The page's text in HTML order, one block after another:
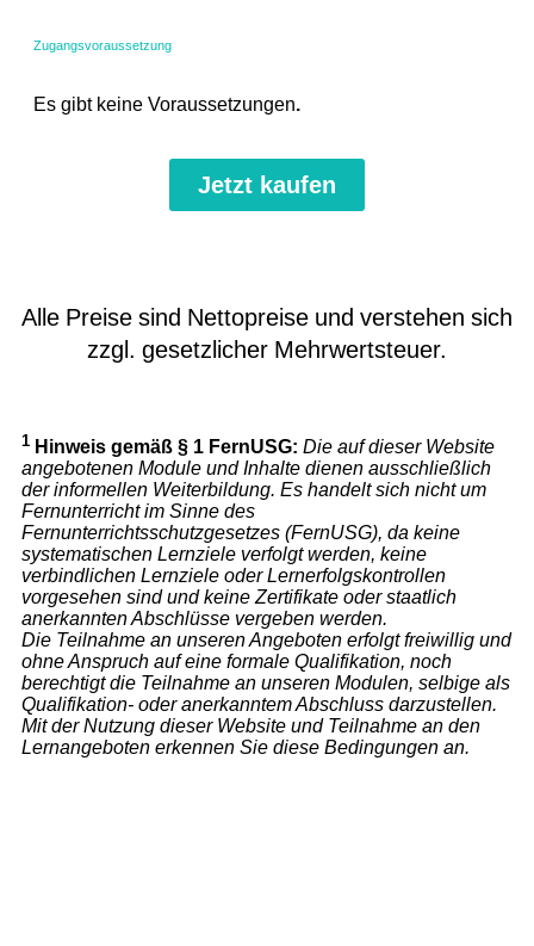
Zugangsvoraussetzung
Es gibt keine Voraussetzungen.
Jetzt kaufen
Alle Preise sind Nettopreise und verstehen sich
zzgl. gesetzlicher Mehrwertsteuer.
1 Hinweis gemäß § 1 FernUSG: Die auf dieser Website
angebotenen Module und Inhalte dienen ausschließlich
der informellen Weiterbildung. Es handelt sich nicht um
Fernunterricht im Sinne des
Fernunterrichtsschutzgesetzes (FernUSG), da keine
systematischen Lernziele verfolgt werden, keine
verbindlichen Lernziele oder Lernerfolgskontrollen
vorgesehen sind und keine Zertifikate oder staatlich
anerkannten Abschlüsse vergeben werden.
Die Teilnahme an unseren Angeboten erfolgt freiwillig und
ohne Anspruch auf eine formale Qualifikation, noch
berechtigt die Teilnahme an unseren Modulen, selbige als
Qualifikation- oder anerkanntem Abschluss darzustellen.
Mit der Nutzung dieser Website und Teilnahme an den
Lernangeboten erkennen Sie diese Bedingungen an.